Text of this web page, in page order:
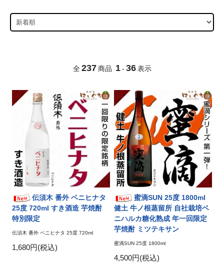
全 237 商品 1 - 36 表示
伝須木 番外 ベニヒナタ
25度 720ml すき酒造 芋焼酎
特別限定
伝須木 番外 ベニヒナタ 25度 720ml
1,680円(税込)
蜜滴SUN 25度 1800ml
健土 牛ノ根蒸留所 自社栽培ベ
ニハルカ糖化熟成 年一回限定
芋焼酎 ミツテキサン
蜜滴SUN 25度 1800ml
4,500円(税込)